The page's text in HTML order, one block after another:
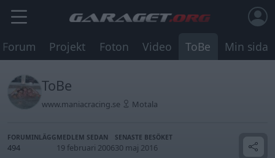
Forum Projekt Foton Video ToBe Min sida
ToBe
www.maniacracing.se Motala
FORUMINLÄGG
494
MEDLEM SEDAN
19 februari 2006
SENASTE BESÖKET
30 maj 2016